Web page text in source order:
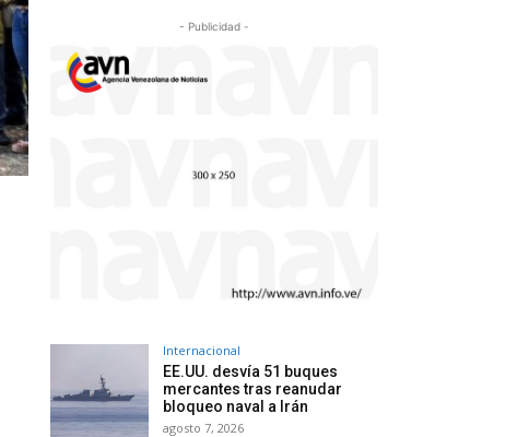
- Publicidad -
Internacional
EE.UU. desvía 51 buques
mercantes tras reanudar
bloqueo naval a Irán
agosto 7, 2026